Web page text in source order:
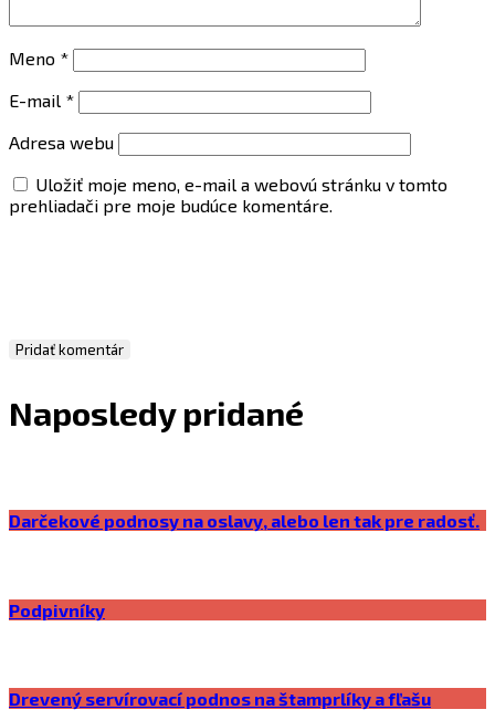
Meno *
E-mail *
Adresa webu
Uložiť moje meno, e-mail a webovú stránku v tomto
prehliadači pre moje budúce komentáre.
Naposledy pridané
Darčekové podnosy na oslavy, alebo len tak pre radosť.
Podpivníky
Drevený servírovací podnos na štamprlíky a fľašu